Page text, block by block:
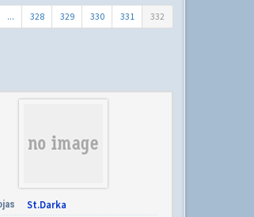
... 328 329 330 331 332
St.Darka